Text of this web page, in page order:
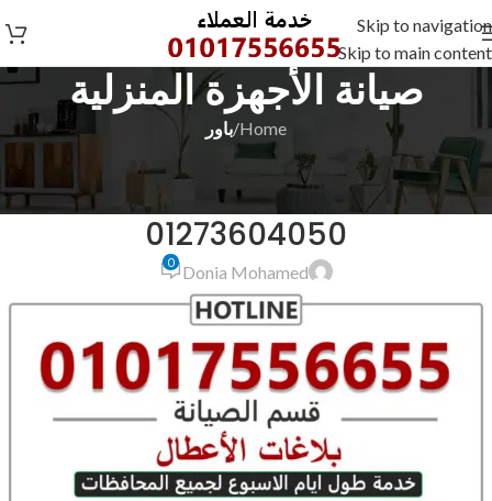
Skip to navigation
Skip to main content
صيانة الأجهزة المنزلية
Home
/باور
باور
صيانة باور الشرقية الحسينية
01273604050
Donia Mohamed
0